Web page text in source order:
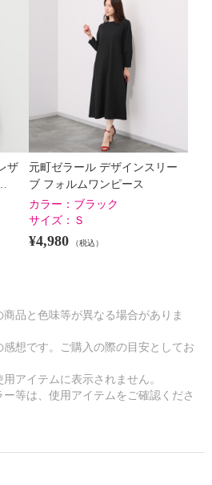
ザ
元町ゼラール デザインスリー
ブ フォルムワンピース
カラー： ブラック
サイズ： Ｓ
¥4,980 （税込）
品と色味等が異なる場合がありま
想です。ご購入の際の目安としてお
アイテムに表示されません。
等は、使用アイテムをご確認くださ